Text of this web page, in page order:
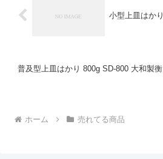
普及型上皿はかり 800g SD-800 大和製衡
ホーム 売れてる商品